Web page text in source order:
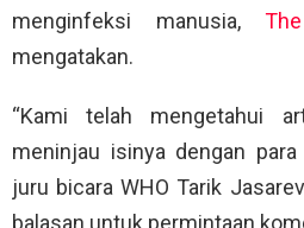
menginfeksi manusia,
mengatakan.
“Kami telah mengetahui
meninjau isinya dengan
juru bicara WHO Tarik